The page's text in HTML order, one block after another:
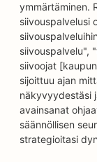
ymmärtäminen.
siivouspalvelusi
siivouspalvelu",
siivoojat
sijoittuu ajan
näkyvyydestäsi
avainsanat
säännöllisen
strategioitasi